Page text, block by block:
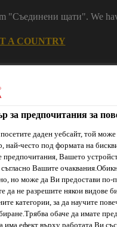
"Съединени щати". We
A COUNTRY
& Ресурси Услуги и
за предпочитания за
даден уебсайт, той
най-често под формата на
Вашето
Вашите
но може да Ви предостави
да не разрешите някои видове
категории, за да научите
обаче да имате
има ефект върху работата Ви